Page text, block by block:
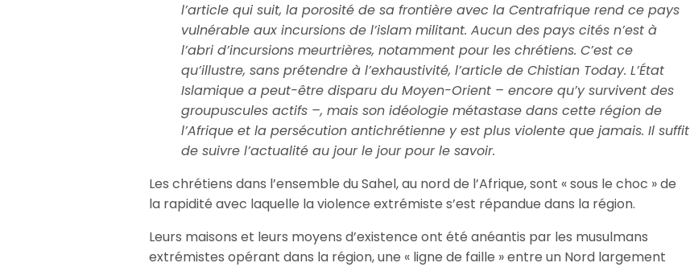
l’article qui suit, la porosité de sa frontière avec la Centrafrique rend ce pays
vulnérable aux incursions de l’islam militant. Aucun des pays cités n’est à
l’abri d’incursions meurtrières, notamment pour les chrétiens. C’est ce
qu’illustre, sans prétendre à l’exhaustivité, l’article de Chistian Today. L’État
Islamique a peut-être disparu du Moyen-Orient – encore qu’y survivent des
groupuscules actifs –, mais son idéologie métastase dans cette région de
l’Afrique et la persécution antichrétienne y est plus violente que jamais. Il suffit
de suivre l’actualité au jour le jour pour le savoir.
Les chrétiens dans l’ensemble du Sahel, au nord de l’Afrique, sont « sous le choc » de
la rapidité avec laquelle la violence extrémiste s’est répandue dans la région.
Leurs maisons et leurs moyens d’existence ont été anéantis par les musulmans
extrémistes opérant dans la région, une « ligne de faille » entre un Nord largement